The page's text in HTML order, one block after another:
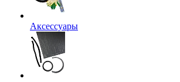
Аксессуары